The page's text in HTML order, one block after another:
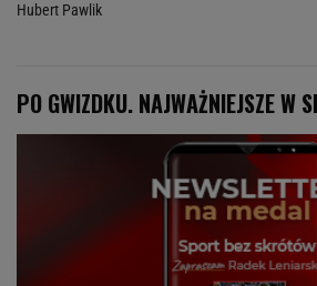
Hubert Pawlik